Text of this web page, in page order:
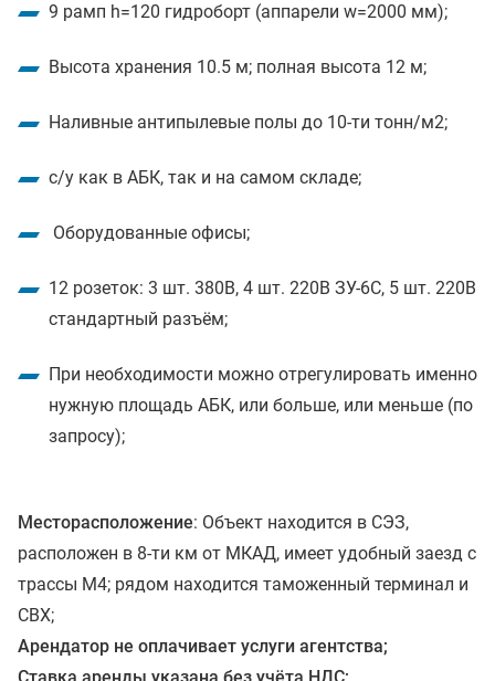
9 рамп h=120 гидроборт (аппарели w=2000 мм);
Высота хранения 10.5 м; полная высота 12 м;
Наливные антипылевые полы до 10-ти тонн/м2;
с/у как в АБК, так и на самом складе;
Оборудованные офисы;
12 розеток: 3 шт. 380В, 4 шт. 220В ЗУ-6С, 5 шт. 220В
стандартный разъём;
При необходимости можно отрегулировать именно
нужную площадь АБК, или больше, или меньше (по
запросу);
Месторасположение: Объект находится в СЭЗ,
расположен в 8-ти км от МКАД, имеет удобный заезд с
трассы М4; рядом находится таможенный терминал и
СВХ;
Арендатор не оплачивает услуги агентства;